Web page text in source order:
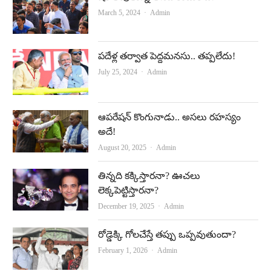
March 5, 2024 Author
Admin
పదేళ్ల తర్వాత పెద్దమనసు.. తప్పలేదు!
July 25, 2024 Author
Admin
ఆపరేషన్‌ కొంగునాడు.. అసలు రహస్యం
అదే!
August 20, 2025 Author
Admin
తిన్నది కక్కిస్తారనా? ఊచలు
లెక్కపెట్టిస్తారనా?
December 19, 2025 Author
Admin
రోడ్డెక్కి గోలచేస్తే తప్పు ఒప్పవుతుందా?
February 1, 2026 Author
Admin